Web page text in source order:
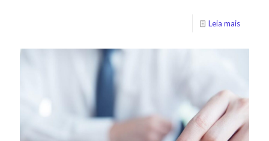
Leia mais